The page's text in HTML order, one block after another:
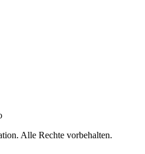
Alle Rechte vorbehalten.